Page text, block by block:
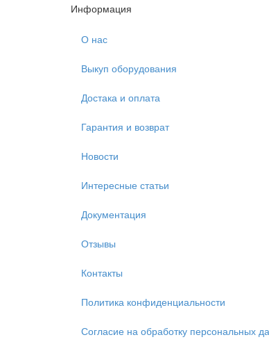
Информация
О нас
Выкуп оборудования
Достака и оплата
Гарантия и возврат
Новости
Интересные статьи
Документация
Отзывы
Контакты
Политика конфиденциальности
Согласие на обработку персональных